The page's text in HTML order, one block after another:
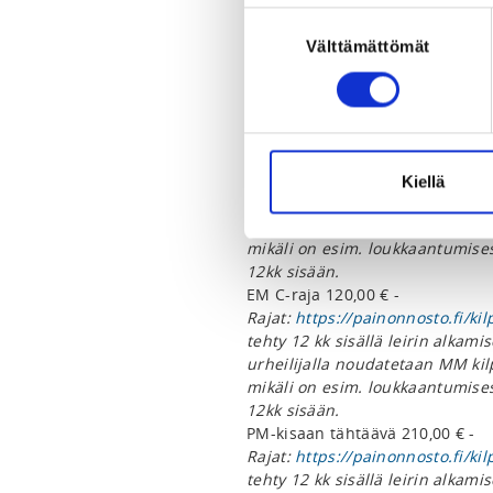
Välttämättömät
Kiellä
https://painonnosto.fi/
tehty 12 kk sisällä leirin
urheilijalla noudatetaan MM
mikäli on esim.
12kk sisään.
MM C-raja 90,00 € -
https://painonnosto.fi/
mikäli on esim.
12kk sisään.
EM C-raja 120,00 € -
Rajat: https://painonnosto.fi/
tehty 12 kk sisällä leirin
urheilijalla noudatetaan MM
mikäli on esim.
12kk sisään.
PM-kisaan tähtäävä 210,00 € -
Rajat: https://painonnosto.fi/
tehty 12 kk sisällä leirin